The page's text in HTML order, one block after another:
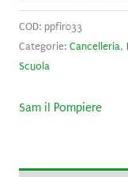
COD: ppfir033
Categorie: Cancelleria,
Scuola
Sam il Pompiere